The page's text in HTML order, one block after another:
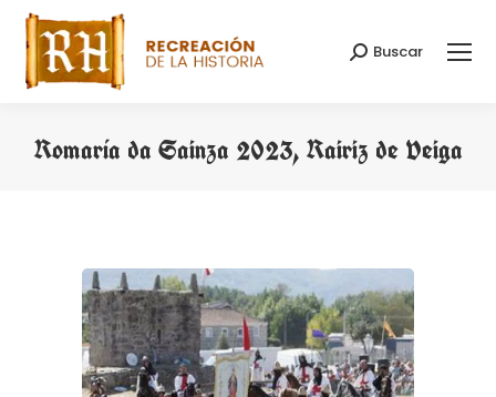
Buscar:
Buscar
Romaría da Sainza 2023, Rairiz de Veiga